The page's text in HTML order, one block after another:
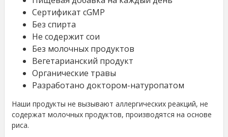
Сертификат cGMP
Без спирта
Не содержит сои
Без молочных продуктов
Вегетарианский продукт
Органические травы
Разработано доктором-натуропатом
Наши продукты не вызывают аллергических реакций, не
содержат молочных продуктов, производятся на основе
риса.